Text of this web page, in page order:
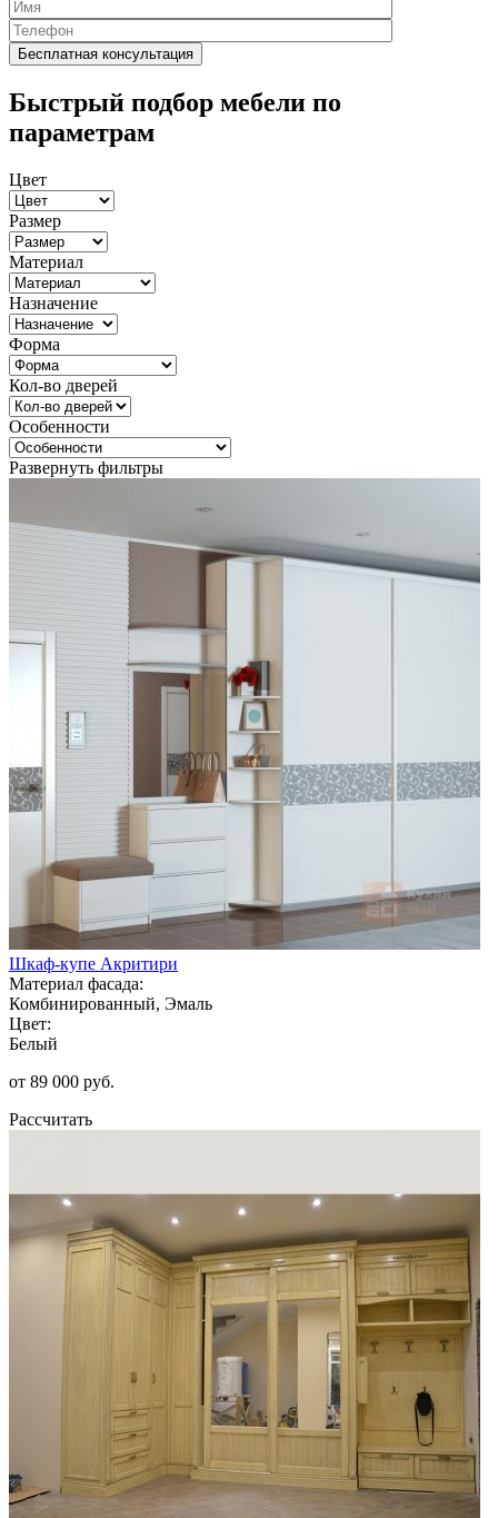
Быстрый подбор мебели по
параметрам
Цвет
Размер
Материал
Назначение
Форма
Кол-во дверей
Особенности
Развернуть фильтры
Шкаф-купе Акритири
Материал фасада:
Комбинированный, Эмаль
Цвет:
Белый
от 89 000 руб.
Рассчитать